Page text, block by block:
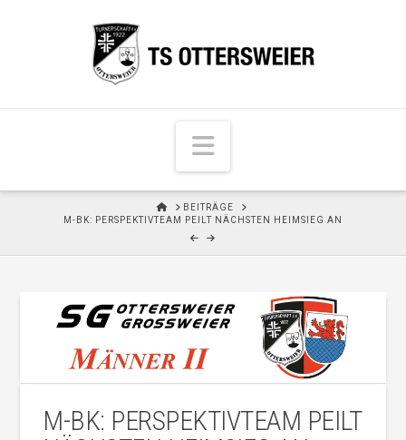
N
a
v
i
g
t
i
O
BEITRÄGE
M-BK: PERSPEKTIVTEAM PEILT NÄCHSTEN HEIMSIEG AN
M-BK: PERSPEKTIVTEAM PEILT